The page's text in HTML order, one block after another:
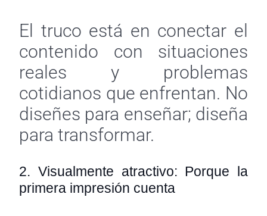
El truco está en conectar el
contenido con situaciones
reales y problemas
cotidianos que enfrentan. No
diseñes para enseñar; diseña
para transformar.
2. Visualmente atractivo: Porque la
primera impresión cuenta